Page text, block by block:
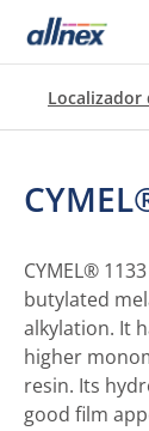
CYMEL®
butylated
alkylation. It
higher
resin. Its
good film